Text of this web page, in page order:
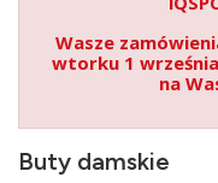
Wasze
wtorku 1
na
Buty damskie